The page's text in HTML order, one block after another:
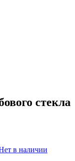
стекла
в наличии